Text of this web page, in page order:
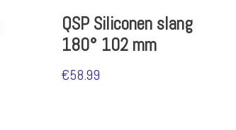
QSP Siliconen slang
180° 102 mm
€58.99